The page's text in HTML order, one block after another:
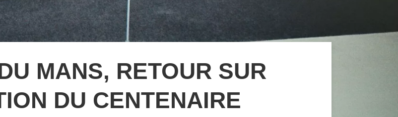
MANS, RETOUR SUR
DU CENTENAIRE